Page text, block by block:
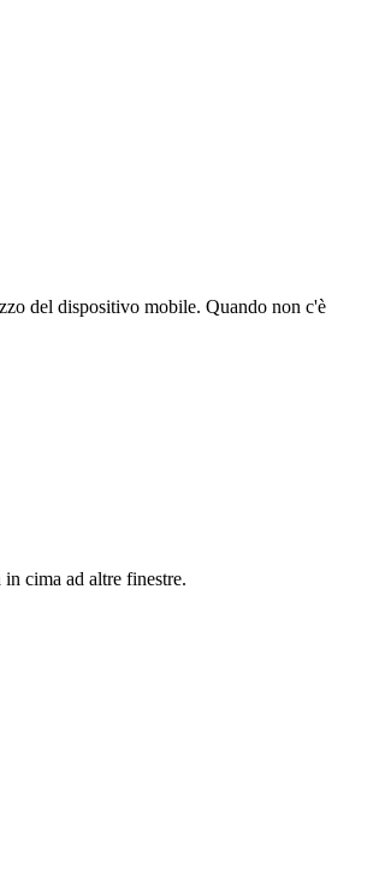
del dispositivo mobile. Quando non c'è
cima ad altre finestre.